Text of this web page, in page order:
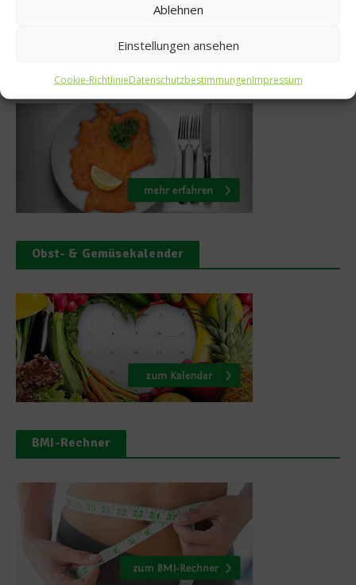
Ablehnen
Einstellungen ansehen
Cookie-RichtlinieDatenschutzbestimmungenImpressum
Obst- & Gemüsekalender
BMI-Rechner